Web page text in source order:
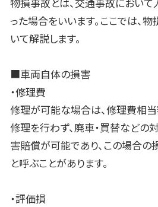
った場合をいいます。ここでは、
いて解説します。
■車両自体の損害
・修理費
修理が可能な場合は、修理費相当
修理を行わず、廃車・買替などの
害賠償が可能であり、この場合の
と呼ぶことがあります。
・評価損